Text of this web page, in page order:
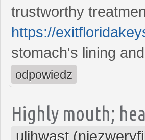
trustworthy
https://
stomach's lining
odpowiedz
Highly mouth;
ulihwast